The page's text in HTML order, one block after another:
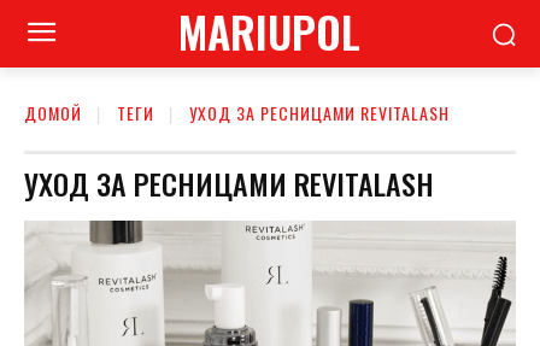
MARIUPOL
ДОМОЙ ТЕГИ УХОД ЗА РЕСНИЦАМИ REVITALASH
УХОД ЗА РЕСНИЦАМИ REVITALASH